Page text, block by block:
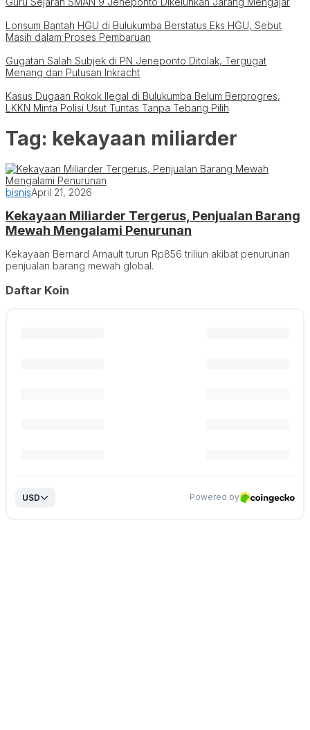
Lonsum Bantah HGU di Bulukumba Berstatus Eks HGU, Sebut
Masih dalam Proses Pembaruan
Gugatan Salah Subjek di PN Jeneponto Ditolak, Tergugat
Menang dan Putusan Inkracht
Kasus Dugaan Rokok Ilegal di Bulukumba Belum Berprogres,
LKKN Minta Polisi Usut Tuntas Tanpa Tebang Pilih
Tag: kekayaan miliarder
bisnisApril 21, 2026
Kekayaan Miliarder Tergerus, Penjualan Barang
Mewah Mengalami Penurunan
Kekayaan Bernard Arnault turun Rp856 triliun akibat penurunan
penjualan barang mewah global.
Daftar Koin